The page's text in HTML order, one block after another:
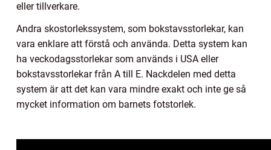
eller tillverkare.
Andra skostorlekssystem, som bokstavsstorlekar, kan
vara enklare att förstå och använda. Detta system kan
ha veckodagsstorlekar som används i USA eller
bokstavsstorlekar från A till E. Nackdelen med detta
system är att det kan vara mindre exakt och inte ge så
mycket information om barnets fotstorlek.